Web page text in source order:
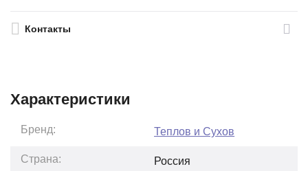
Контакты
Характеристики
Бренд: Теплов и Сухов
Страна: Россия